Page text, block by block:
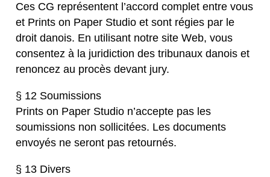
Ces CG représentent l’accord complet entre vous
et Prints on Paper Studio et sont régies par le
droit danois. En utilisant notre site Web, vous
consentez à la juridiction des tribunaux danois et
renoncez au procès devant jury.
§ 12 Soumissions
Prints on Paper Studio n’accepte pas les
soumissions non sollicitées. Les documents
envoyés ne seront pas retournés.
§ 13 Divers